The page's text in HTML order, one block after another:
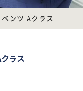
取マガジン
ンツ Aクラス
ラス